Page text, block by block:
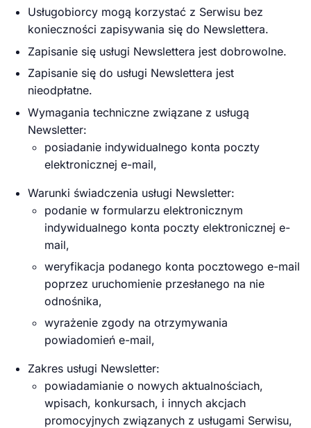
Usługobiorcy mogą korzystać z Serwisu bez
konieczności zapisywania się do Newslettera.
Zapisanie się usługi Newslettera jest dobrowolne.
Zapisanie się do usługi Newslettera jest
nieodpłatne.
Wymagania techniczne związane z usługą
Newsletter:
posiadanie indywidualnego konta poczty
elektronicznej e-mail,
Warunki świadczenia usługi Newsletter:
podanie w formularzu elektronicznym
indywidualnego konta poczty elektronicznej e-
mail,
weryfikacja podanego konta pocztowego e-mail
poprzez uruchomienie przesłanego na nie
odnośnika,
wyrażenie zgody na otrzymywania
powiadomień e-mail,
Zakres usługi Newsletter:
powiadamianie o nowych aktualnościach,
wpisach, konkursach, i innych akcjach
promocyjnych związanych z usługami Serwisu,